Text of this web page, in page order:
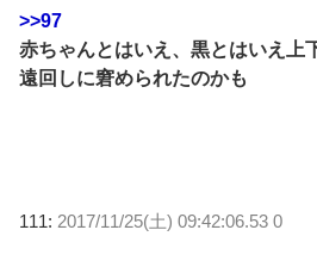
>>97
赤ちゃんとはいえ、黒とはいえ上
遠回しに窘められたのかも
111: 2017/11/25(土) 09:42:06.53 0